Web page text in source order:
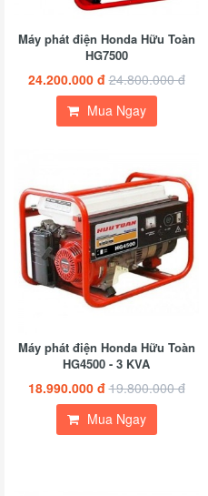
Máy phát điện Honda Hữu Toàn
HG7500
24.200.000 đ 24.800.000 đ
Mua Ngay
Máy phát điện Honda Hữu Toàn
HG4500 - 3 KVA
18.990.000 đ 19.800.000 đ
Mua Ngay